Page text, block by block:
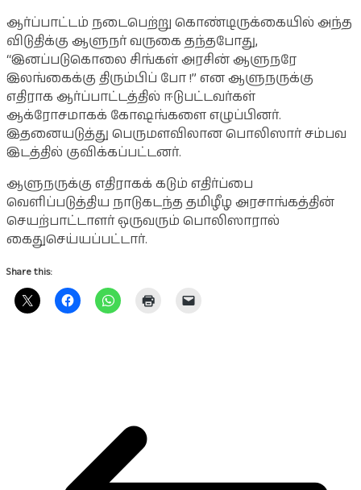
ஆர்ப்பாட்டம் நடைபெற்று கொண்டிருக்கையில் அந்த
விடுதிக்கு ஆளுநர் வருகை தந்தபோது,
“இனப்படுகொலை சிங்கள் அரசின் ஆளுநரே
இலங்கைக்கு திரும்பிப் போ !” என ஆளுநருக்கு
எதிராக ஆர்ப்பாட்டத்தில் ஈடுபட்டவர்கள்
ஆக்ரோசமாகக் கோஷங்களை எழுப்பினர்.
இதனையடுத்து பெருமளவிலான பொலிஸார் சம்பவ
இடத்தில் குவிக்கப்பட்டனர்.
ஆளுநருக்கு எதிராகக் கடும் எதிர்ப்பை
வெளிப்படுத்திய நாடுகடந்த தமிழீழ அரசாங்கத்தின்
செயற்பாட்டாளர் ஒருவரும் பொலிஸாரால்
கைதுசெய்யப்பட்டார்.
Share this: